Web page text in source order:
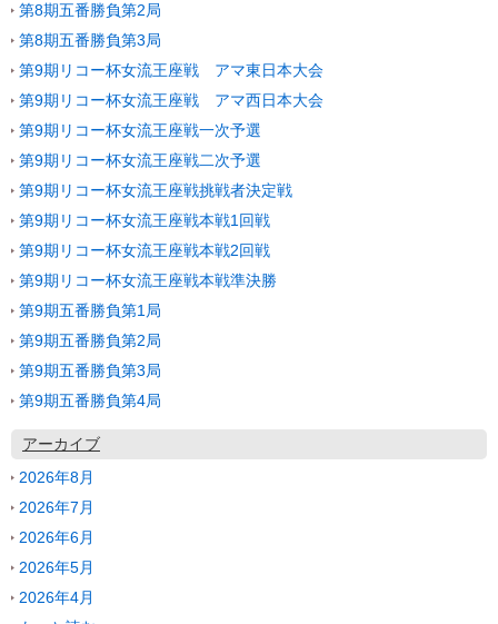
第8期五番勝負第2局
第8期五番勝負第3局
第9期リコー杯女流王座戦 アマ東日本大会
第9期リコー杯女流王座戦 アマ西日本大会
第9期リコー杯女流王座戦一次予選
第9期リコー杯女流王座戦二次予選
第9期リコー杯女流王座戦挑戦者決定戦
第9期リコー杯女流王座戦本戦1回戦
第9期リコー杯女流王座戦本戦2回戦
第9期リコー杯女流王座戦本戦準決勝
第9期五番勝負第1局
第9期五番勝負第2局
第9期五番勝負第3局
第9期五番勝負第4局
アーカイブ
2026年8月
2026年7月
2026年6月
2026年5月
2026年4月